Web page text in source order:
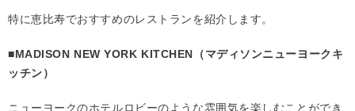
特に恵比寿でおすすめのレストランを紹介します。
■MADISON NEW YORK KITCHEN（マディソンニューヨークキ
ッチン）
ニューヨークのホテルロビーのような雰囲気を楽しむことができ